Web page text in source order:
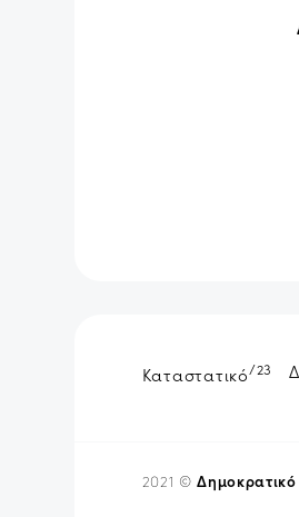
Καταστατικό/23
2021 ©